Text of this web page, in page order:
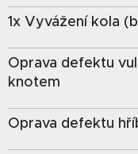
1x Vyvážení kola
Oprava defektu
knotem
Oprava defektu